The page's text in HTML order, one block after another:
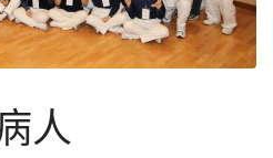
人